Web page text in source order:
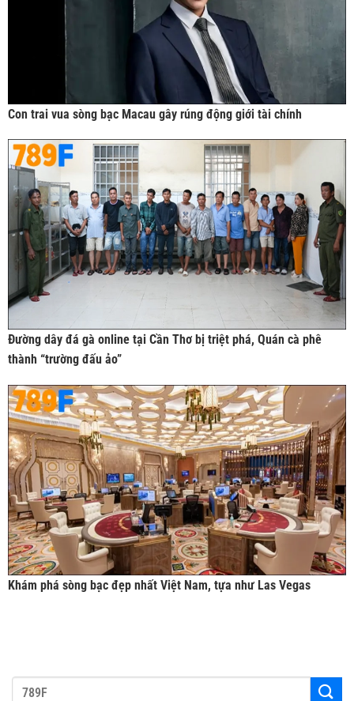
Con trai vua sòng bạc Macau gây rúng động giới tài chính
Đường dây đá gà online tại Cần Thơ bị triệt phá, Quán cà phê
thành “trường đấu ảo”
Khám phá sòng bạc đẹp nhất Việt Nam, tựa như Las Vegas